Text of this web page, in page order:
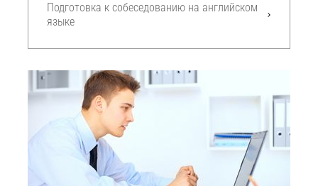
Подготовка к собеседованию на английском
языке